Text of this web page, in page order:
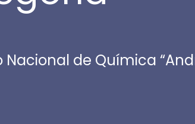
Nacional de Química